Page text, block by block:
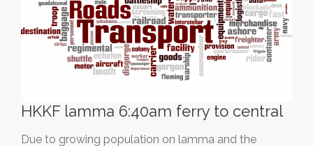
HKKF lamma 6:40am ferry to central
Due to growing population on lamma and the